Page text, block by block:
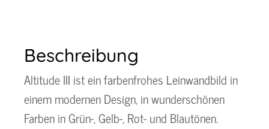
Beschreibung
Altitude III ist ein farbenfrohes Leinwandbild in
einem modernen Design, in wunderschönen
Farben in Grün-, Gelb-, Rot- und Blautönen.